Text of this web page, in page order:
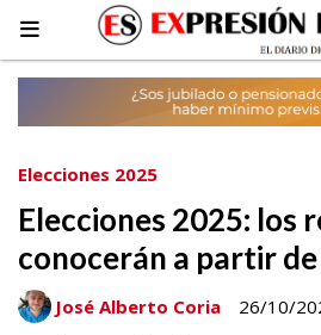
Elecciones 2025: los
conocerán a partir
Elecciones 2025
26/10/
José Alberto Coria